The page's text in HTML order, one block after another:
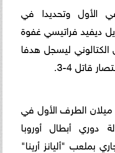
الأول وتحديدا في
البديل ديفيد فراتيسي غفوة
الكتالوني ليسجل هدفا
قاتل 4-3.
ميلان الطرف الأول في
دوري أبطال أوروبا
مايو الجاري بملعب "أليانز أرينا"